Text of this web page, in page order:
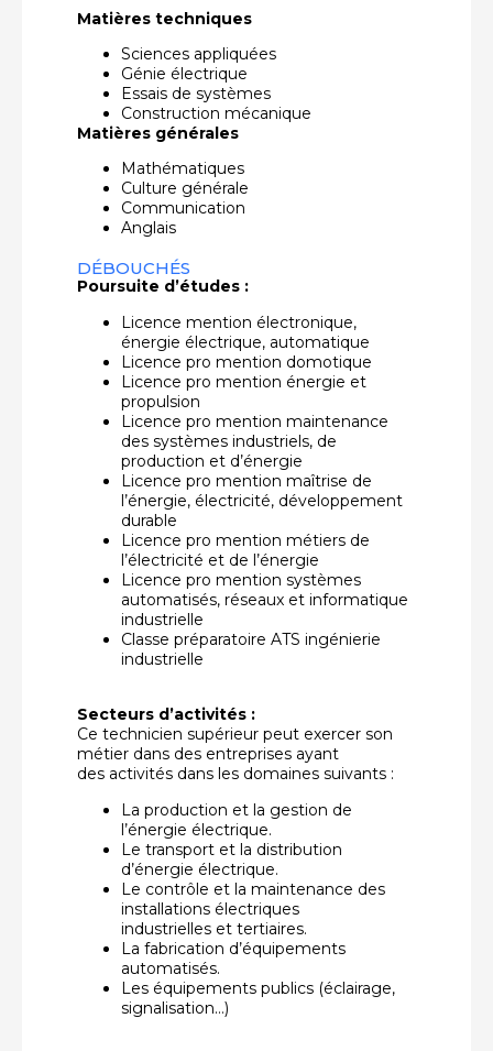
Matières techniques
Sciences appliquées
Génie électrique
Essais de systèmes
Construction mécanique
Matières générales
Mathématiques
Culture générale
Communication
Anglais
DÉBOUCHÉS
Poursuite d’études :
Licence mention électronique,
énergie électrique, automatique
Licence pro mention domotique
Licence pro mention énergie et
propulsion
Licence pro mention maintenance
des systèmes industriels, de
production et d’énergie
Licence pro mention maîtrise de
l’énergie, électricité, développement
durable
Licence pro mention métiers de
l’électricité et de l’énergie
Licence pro mention systèmes
automatisés, réseaux et informatique
industrielle
Classe préparatoire ATS ingénierie
industrielle
Secteurs d’activités :
Ce technicien supérieur peut exercer son
métier dans des entreprises ayant
des activités dans les domaines suivants :
La production et la gestion de
l’énergie électrique.
Le transport et la distribution
d’énergie électrique.
Le contrôle et la maintenance des
installations électriques
industrielles et tertiaires.
La fabrication d’équipements
automatisés.
Les équipements publics (éclairage,
signalisation…)